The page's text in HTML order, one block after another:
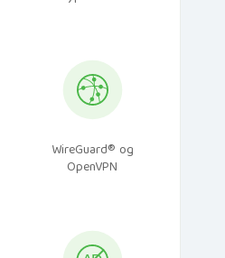
WireGuard® og
OpenVPN